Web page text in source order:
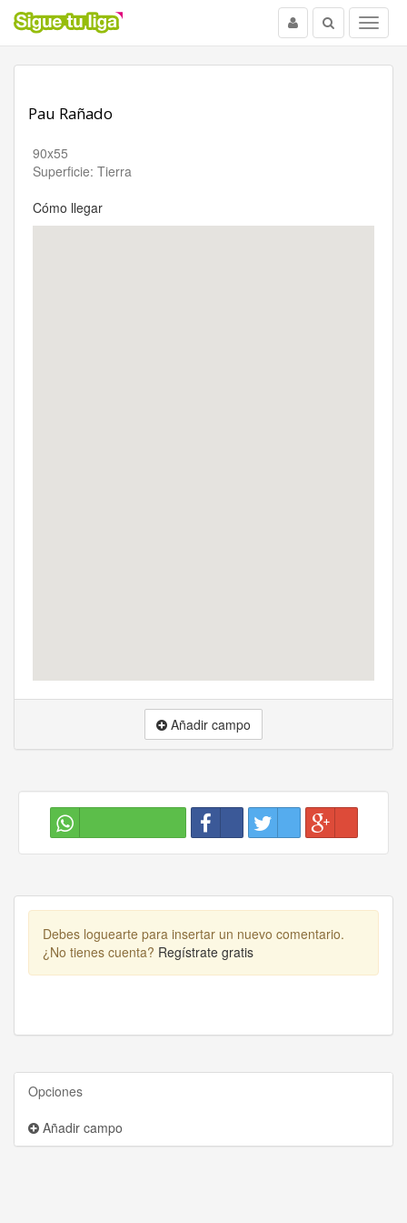
Menu
Buscar
Usuario
Pau Rañado
90x55
Superficie: Tierra
Cómo llegar
Añadir campo
Debes loguearte para insertar un nuevo comentario.
¿No tienes cuenta? Regístrate gratis
Opciones
Añadir campo